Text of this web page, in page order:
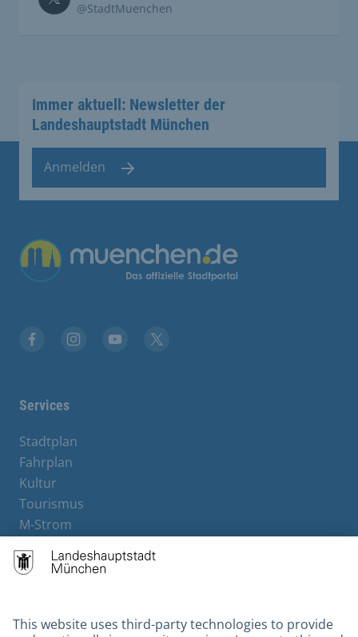
@StadtMuenchen
Immer aktuell: Newsletter der
Landeshauptstadt München
Anmelden
Übergreifende Links
Services
Stadtplan
Fahrplan
Kultur
Tourismus
M-Strom
Hotels
Contact